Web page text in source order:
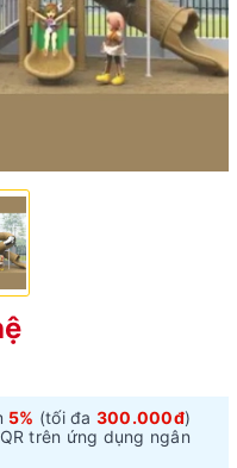
5% (tối đa 300.000đ)
trên ứng dụng ngân